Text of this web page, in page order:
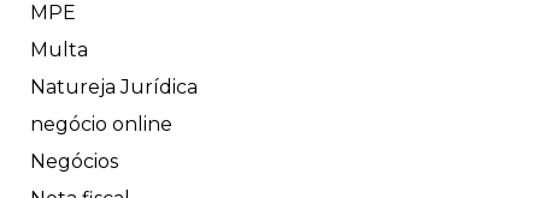
MPE
Multa
Natureja Jurídica
negócio online
Negócios